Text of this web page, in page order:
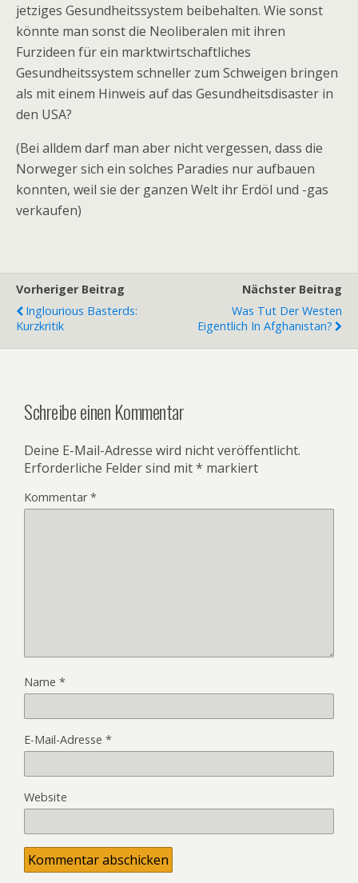
jetziges Gesundheitssystem beibehalten. Wie sonst
könnte man sonst die Neoliberalen mit ihren
Furzideen für ein marktwirtschaftliches
Gesundheitssystem schneller zum Schweigen bringen
als mit einem Hinweis auf das Gesundheitsdisaster in
den USA?
(Bei alldem darf man aber nicht vergessen, dass die
Norweger sich ein solches Paradies nur aufbauen
konnten, weil sie der ganzen Welt ihr Erdöl und -gas
verkaufen)
Vorheriger Beitrag
Inglourious Basterds:
Kurzkritik
Nächster Beitrag
Was Tut Der Westen
Eigentlich In Afghanistan?
Schreibe einen Kommentar
Deine E-Mail-Adresse wird nicht veröffentlicht.
Erforderliche Felder sind mit* markiert
Kommentar*
Name *
E-Mail-Adresse *
Website